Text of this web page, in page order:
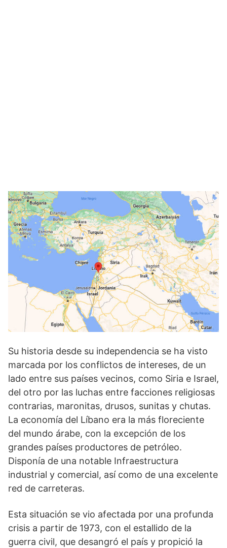
Su historia desde su independencia se ha visto
marcada por los conflictos de intereses, de un
lado entre sus países vecinos, como Siria e Israel,
del otro por las luchas entre facciones religiosas
contrarias, maronitas, drusos, sunitas y chutas.
La economía del Líbano era la más floreciente
del mundo árabe, con la excepción de los
grandes países productores de petróleo.
Disponía de una notable Infraestructura
industrial y comercial, así como de una excelente
red de carreteras.
Esta situación se vio afectada por una profunda
crisis a partir de 1973, con el estallido de la
guerra civil, que desangró el país y propició la